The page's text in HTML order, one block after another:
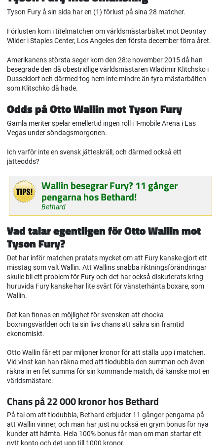
Tyson Fury å sin sida har en (1) förlust på sina 28 matcher.
Förlusten kom i titelmatchen om världsmästarbältet mot Deontay
Wilder i Staples Center, Los Angeles den första december förra året.
Amerikanens största seger kom den 28:e november 2015 då han
besegrade den då obestridlige världsmästaren Wladimir Klitchsko i
Dusseldorf och därmed tog hem inte mindre än fyra mästarbälten
som Klitschko då hade.
Odds på Otto Wallin mot Tyson Fury
Gamla meriter spelar emellertid ingen roll i T-mobile Arena i Las
Vegas under söndagsmorgonen.
Ich varför inte en svensk jätteskräll, och därmed också ett
jätteodds?
Wallin besegrar Fury? 11 gånger
pengarna hos Bethard!
Bethard
Vad talar egentligen för Otto Wallin mot
Tyson Fury?
Det har inför matchen pratats mycket om att Fury kanske gjort ett
misstag som valt Wallin. Att Wallins snabba riktningsförändringar
skulle bli ett problem för Fury och det har också diskuterats kring
huruvida Fury kanske har lite svårt för vänsterhänta boxare, som
Wallin.
Det kan finnas en möjlighet för svensken att chocka
boxningsvärlden och ta sin livs chans att säkra sin framtid
ekonomiskt.
Otto Wallin får ett par miljoner kronor för att ställa upp i matchen.
Vid vinst kan han räkna med att tiodubbla den summan och även
räkna in en fet summa för sin kommande match, då kanske mot en
världsmästare.
Chans på 22 000 kronor hos Bethard
På tal om att tiodubbla, Bethard erbjuder 11 gånger pengarna på
att Wallin vinner, och man har just nu också en grym bonus för nya
kunder att hämta. Hela 100% bonus får man om man startar ett
nytt konto och det upp till 1000 kronor.